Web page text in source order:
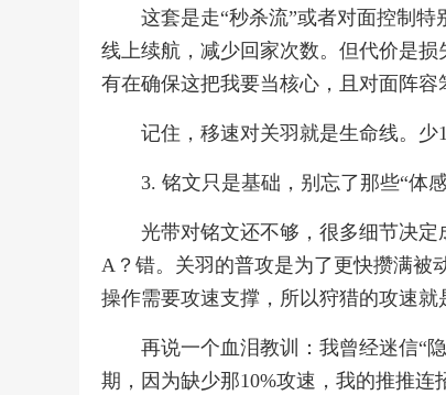
这套是走“秒杀流”或者对面控制
线上续航，减少回家次数。但代价是
有在确保这把我要当核心，且对面阵容
记住，移速对关羽就是生命线。少
3. 铭文只是基础，别忘了那些“体
光带对铭文还不够，很多细节决
A？错。关羽的普攻是为了更快攒满被
操作需要攻速支撑，所以狩猎的攻速就
再说一个血泪教训：我曾经迷信“
期，因为缺少那10%攻速，我的推推